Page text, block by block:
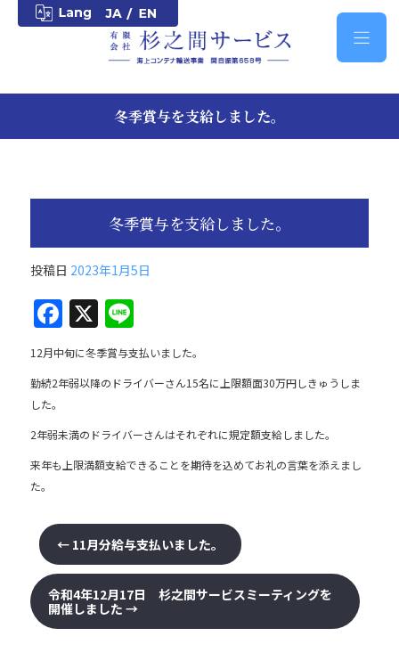
冬季賞与を支給しました。
冬季賞与を支給しました。
投稿日 2023年1月5日
F
a
c
e
b
o
o
k
X Li
n
e
12月中旬に冬季賞与支払いました。
勤続2年弱以降のドライバーさん15名に上限額面30万円しきゅうしま
した。
2年弱未満のドライバーさんはそれぞれに規定額支給しました。
来年も上限満額支給できることを期待を込めてお礼の言葉を添えまし
た。
←11月分給与支払いました。
令和4年12月17日 杉之間サービスミーティングを
開催しました →